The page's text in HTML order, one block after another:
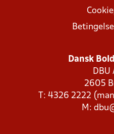
Dansk
DBU
2605
T: 4326 2222
M: